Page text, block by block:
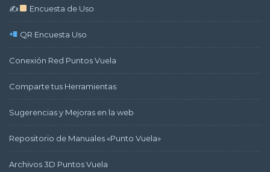
✍ Encuesta de Uso
QR Encuesta Uso
Conexión Red Puntos Vuela
Comparte tus Herramientas
Sugerencias y Mejoras en la web
Repositorio de Manuales «Punto Vuela»
Archivos 3D Puntos Vuela